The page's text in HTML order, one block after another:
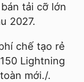
tải cỡ lớn
2027.
chế tạo rẻ
Lightning
mới./.